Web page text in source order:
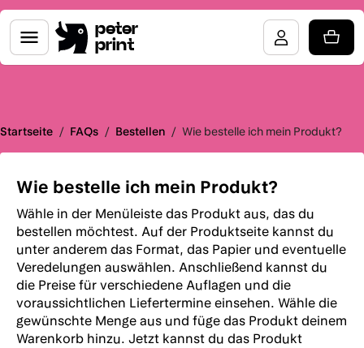
peter
print
Startseite / FAQs / Bestellen / Wie bestelle ich mein Produkt?
Wie bestelle ich mein Produkt?
Wähle in der Menüleiste das Produkt aus, das du
bestellen möchtest. Auf der Produktseite kannst du
unter anderem das Format, das Papier und eventuelle
Veredelungen auswählen. Anschließend kannst du
die Preise für verschiedene Auflagen und die
voraussichtlichen Liefertermine einsehen. Wähle die
gewünschte Menge aus und füge das Produkt deinem
Warenkorb hinzu. Jetzt kannst du das Produkt